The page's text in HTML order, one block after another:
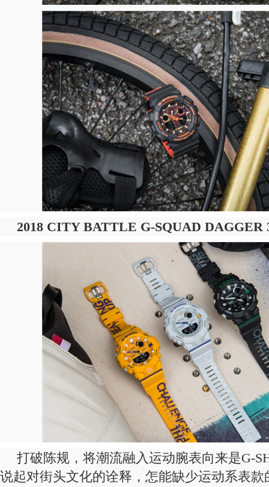
2018 CITY BATTLE G-SQUAD DAGGER
打破陈规，将潮流融入运动腕表向来是G-
说起对街头文化的诠释，怎能缺少运动系表